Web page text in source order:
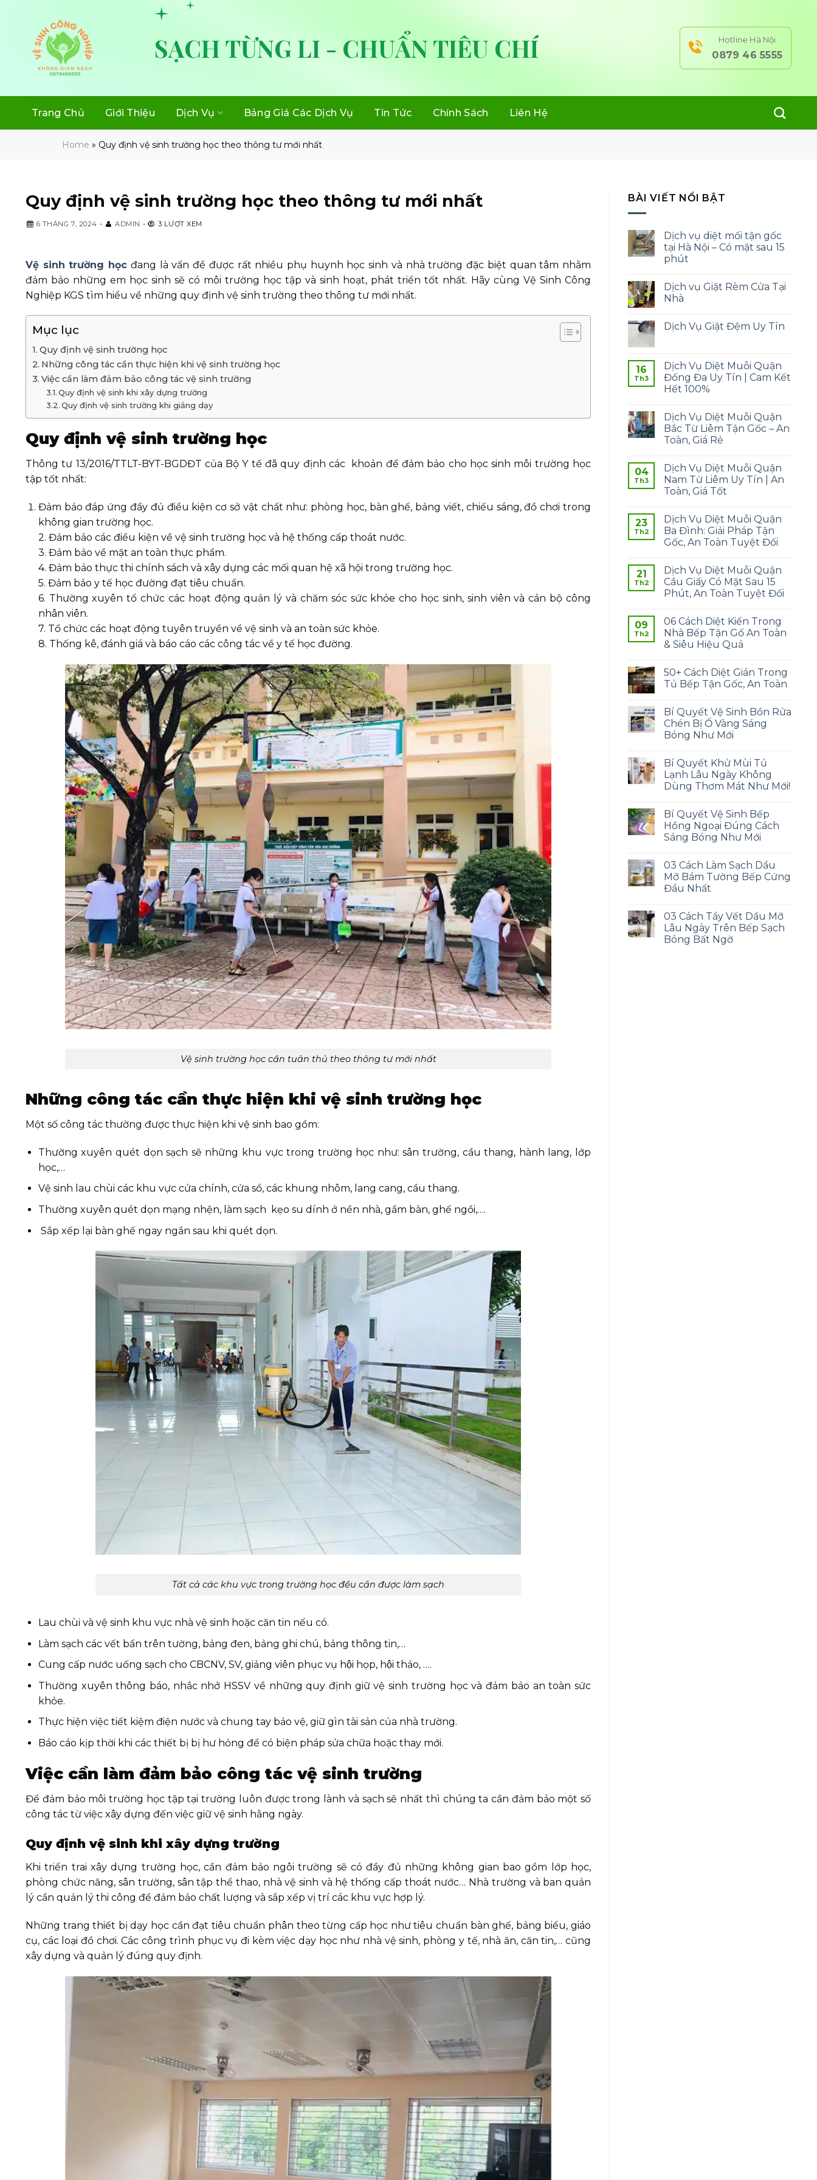
content
SẠCH TỪNG LI - CHUẨN TIÊU CHÍ Hotline Hà Nội
0879 46 5555
Trang Chủ Giới Thiệu Dịch Vụ Bảng Giá Các Dịch Vụ Tin Tức Chính Sách Liên Hệ
Home » Quy định vệ sinh trường học theo thông tư mới nhất
Quy định vệ sinh trường học theo thông tư mới nhất
6 THÁNG 7, 2024 - ADMIN - 3 LƯỢT XEM
Vệ sinh trường học đang là vấn đề được rất nhiều phụ huynh học sinh và nhà trường đặc biệt quan tâm nhằm
đảm bảo những em học sinh sẽ có môi trường học tập và sinh hoạt, phát triển tốt nhất. Hãy cùng Vệ Sinh Công
Nghiệp KGS tìm hiểu về những quy định vệ sinh trường theo thông tư mới nhất.
Mục lục
Quy định vệ sinh trường học
Những công tác cần thực hiện khi vệ sinh trường học
Việc cần làm đảm bảo công tác vệ sinh trường
Quy định vệ sinh khi xây dựng trường
Quy định vệ sinh trường khi giảng dạy
Quy định vệ sinh trường học
Thông tư 13/2016/TTLT-BYT-BGDĐT của Bộ Y tế đã quy định các khoản để đảm bảo cho học sinh môi trường học
tập tốt nhất:
Đảm bảo đáp ứng đầy đủ điều kiện cơ sở vật chất như: phòng học, bàn ghế, bảng viết, chiếu sáng, đồ chơi trong
không gian trường học.
2. Đảm bảo các điều kiện về vệ sinh trường học và hệ thống cấp thoát nước.
3. Đảm bảo về mặt an toàn thực phẩm.
4. Đảm bảo thực thi chính sách và xây dựng các mối quan hệ xã hội trong trường học.
5. Đảm bảo y tế học đường đạt tiêu chuẩn.
6. Thường xuyên tổ chức các hoạt động quản lý và chăm sóc sức khỏe cho học sinh, sinh viên và cán bộ công
nhân viên.
7. Tổ chức các hoạt động tuyên truyền về vệ sinh và an toàn sức khỏe.
8. Thống kê, đánh giá và báo cáo các công tác về y tế học đường.
Vệ sinh trường học cần tuân thủ theo thông tư mới nhất
Những công tác cần thực hiện khi vệ sinh trường học
Một số công tác thường được thực hiện khi vệ sinh bao gồm:
Thường xuyên quét dọn sạch sẽ những khu vực trong trường học như: sân trường, cầu thang, hành lang, lớp
học,…
Vệ sinh lau chùi các khu vực cửa chính, cửa sổ, các khung nhôm, lang cang, cầu thang.
Thường xuyên quét dọn mạng nhện, làm sạch kẹo su dính ở nền nhà, gầm bàn, ghế ngồi,….
Sắp xếp lại bàn ghế ngay ngắn sau khi quét dọn.
Tất cả các khu vực trong trường học đều cần được làm sạch
Lau chùi và vệ sinh khu vực nhà vệ sinh hoặc căn tin nếu có.
Làm sạch các vết bẩn trên tường, bảng đen, bảng ghi chú, bảng thông tin,…
Cung cấp nước uống sạch cho CBCNV, SV, giảng viên phục vụ hội họp, hội thảo, ….
Thường xuyên thông báo, nhắc nhở HSSV về những quy định giữ vệ sinh trường học và đảm bảo an toàn sức
khỏe.
Thực hiện việc tiết kiệm điện nước và chung tay bảo vệ, giữ gìn tài sản của nhà trường.
Báo cáo kịp thời khi các thiết bị bị hư hỏng để có biện pháp sửa chữa hoặc thay mới.
Việc cần làm đảm bảo công tác vệ sinh trường
Để đảm bảo môi trường học tập tại trường luôn được trong lành và sạch sẽ nhất thì chúng ta cần đảm bảo một số
công tác từ việc xây dựng đến việc giữ vệ sinh hằng ngày.
Quy định vệ sinh khi xây dựng trường
Khi triển trai xây dựng trường học, cần đảm bảo ngôi trường sẽ có đầy đủ những không gian bao gồm lớp học,
phòng chức năng, sân trường, sân tập thể thao, nhà vệ sinh và hệ thống cấp thoát nước… Nhà trường và ban quản
lý cần quản lý thi công để đảm bảo chất lượng và sắp xếp vị trí các khu vực hợp lý.
Những trang thiết bị dạy học cần đạt tiêu chuẩn phân theo từng cấp học như tiêu chuẩn bàn ghế, bảng biểu, giáo
cụ, các loại đồ chơi. Các công trình phục vụ đi kèm việc dạy học như nhà vệ sinh, phòng y tế, nhà ăn, căn tin,… cũng
xây dựng và quản lý đúng quy định.
BÀI VIẾT NỔI BẬT
Dịch vụ diệt mối tận gốc
tại Hà Nội – Có mặt sau 15
phút
Dịch vụ Giặt Rèm Cửa Tại
Nhà
Dịch Vụ Giặt Đệm Uy Tín
16
Th3
Dịch Vụ Diệt Muỗi Quận
Đống Đa Uy Tín | Cam Kết
Hết 100%
Dịch Vụ Diệt Muỗi Quận
Bắc Từ Liêm Tận Gốc – An
Toàn, Giá Rẻ
04
Th3
Dịch Vụ Diệt Muỗi Quận
Nam Từ Liêm Uy Tín | An
Toàn, Giá Tốt
23
Th2
Dịch Vụ Diệt Muỗi Quận
Ba Đình: Giải Pháp Tận
Gốc, An Toàn Tuyệt Đối
21
Th2
Dịch Vụ Diệt Muỗi Quận
Cầu Giấy Có Mặt Sau 15
Phút, An Toàn Tuyệt Đối
09
Th2
06 Cách Diệt Kiến Trong
Nhà Bếp Tận Gố An Toàn
& Siêu Hiệu Quả
50+ Cách Diệt Gián Trong
Tủ Bếp Tận Gốc, An Toàn
Bí Quyết Vệ Sinh Bồn Rửa
Chén Bị Ố Vàng Sáng
Bóng Như Mới
Bí Quyết Khử Mùi Tủ
Lạnh Lâu Ngày Không
Dùng Thơm Mát Như Mới!
Bí Quyết Vệ Sinh Bếp
Hồng Ngoại Đúng Cách
Sáng Bóng Như Mới
03 Cách Làm Sạch Dầu
Mỡ Bám Tường Bếp Cứng
Đầu Nhất
03 Cách Tẩy Vết Dầu Mỡ
Lâu Ngày Trên Bếp Sạch
Bóng Bất Ngờ